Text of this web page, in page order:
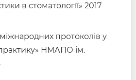
в стоматологїї» 2017
протоколів у
НМАПО ім.